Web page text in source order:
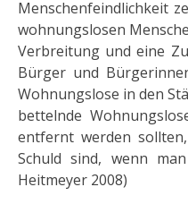
Menschenfeindlichkeit
woh­nungslosen
Verbreitung und eine
Bür­ger und
Wohnungslose in den
bet­telnde
entfernt werden
Schuld sind, wenn
Heitmeyer 2008)